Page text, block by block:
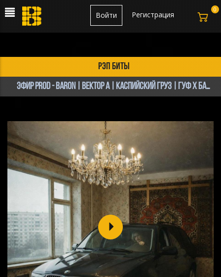
Регистрация
Войти
рэп биты
ЭФИР PROD - BARON | Вектор А | Каспийский Груз | Гуф x Баста | Криминальный Бит Type Beat
0